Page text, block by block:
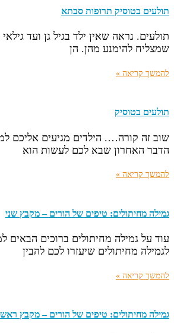
תולעים בטוסיק תרופות סבתא
תולעים. נראה שאין ילד בגיל גן ועד
שמצליח להימנע מהן. הן
להמשך קריאה »
תולעים בטוסיק
שוב זה קורה…. הילדים מגיעים אליכם
הדבר האחרון שבא לכם לעשות הוא
להמשך קריאה »
גמילה מחיתולים: טיפים של הורים – מקבץ שני
עוד על גמילה מחיתולים ברוכים הבאים
לגמילה מחיתולים שיעזרו לכם להבין
להמשך קריאה »
גמילה מחיתולים: טיפים של הורים – מקבץ